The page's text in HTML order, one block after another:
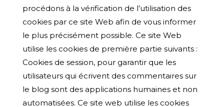
procédons à la vérification de l’utilisation des
cookies par ce site Web afin de vous informer
le plus précisément possible. Ce site Web
utilise les cookies de première partie suivants :
Cookies de session, pour garantir que les
utilisateurs qui écrivent des commentaires sur
le blog sont des applications humaines et non
automatisées. Ce site web utilise les cookies